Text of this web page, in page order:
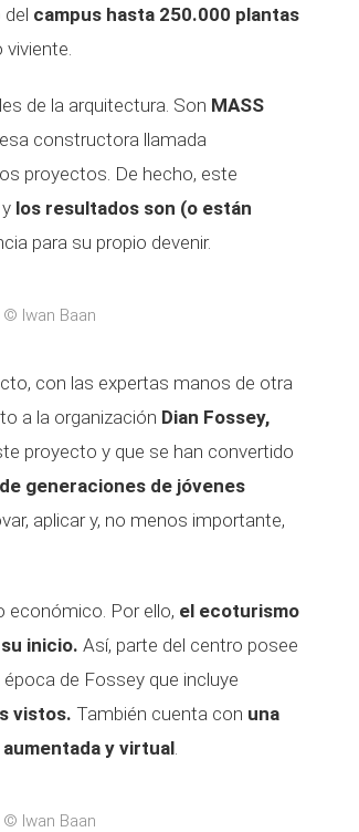
campus hasta 250.000 plantas
de la arquitectura. Son MASS
constructora llamada
proyectos. De hecho, este
los resultados son (o están
para su propio devenir.
Iwan Baan
con las expertas manos de otra
a la organización Dian Fossey,
proyecto y que se han convertido
generaciones de jóvenes
aplicar y, no menos importante,
económico. Por ello, el ecoturismo
inicio. Así, parte del centro posee
de Fossey que incluye
vistos. También cuenta con una
y virtual.
Iwan Baan